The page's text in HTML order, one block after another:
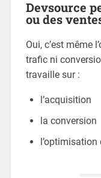
Devsource
ou des
Oui, c’est même
trafic ni
travaille sur :
l’acquisition
la conversion
l’optimisation